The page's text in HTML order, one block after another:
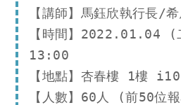
【講師】馬鈺欣執行長/
【時間】2022.01.04
13:00
【地點】杏春樓 1樓 i10
【人數】60人 (前50位報